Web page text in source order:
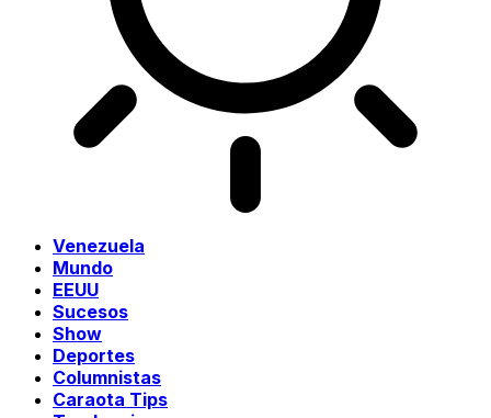
Venezuela
Mundo
EEUU
Sucesos
Show
Deportes
Columnistas
Caraota Tips